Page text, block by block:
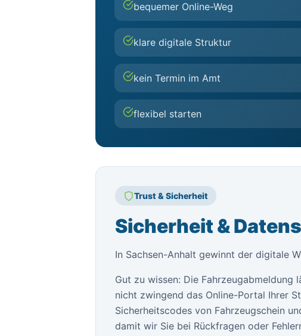
bequemer Online-Weg
klare digitale Struktur
kein Termin im Amt
flexibel starten
Trust & Sicherheit
Sicherheit &
In Sachsen-Anhalt gewinnt der digitale
Gut zu wissen: Die Fahrzeugabmeldung
nicht zwingend das Online-Portal Ihrer
Sicherheitscodes von Fahrzeugschein
damit wir Sie bei Rückfragen oder